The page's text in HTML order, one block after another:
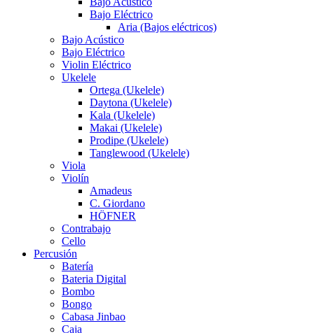
Bajo Eléctrico
Aria (Bajos eléctricos)
Bajo Acústico
Bajo Eléctrico
Violin Eléctrico
Ukelele
Ortega (Ukelele)
Daytona (Ukelele)
Kala (Ukelele)
Makai (Ukelele)
Prodipe (Ukelele)
Tanglewood (Ukelele)
Viola
Violín
Amadeus
C. Giordano
HÖFNER
Contrabajo
Cello
Percusión
Batería
Bateria Digital
Bombo
Bongo
Cabasa Jinbao
Caja